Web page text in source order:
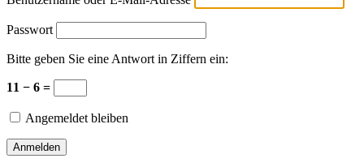
Passwort
Bitte geben Sie eine Antwort in Ziffern ein:
11 − 6 =
Angemeldet bleiben